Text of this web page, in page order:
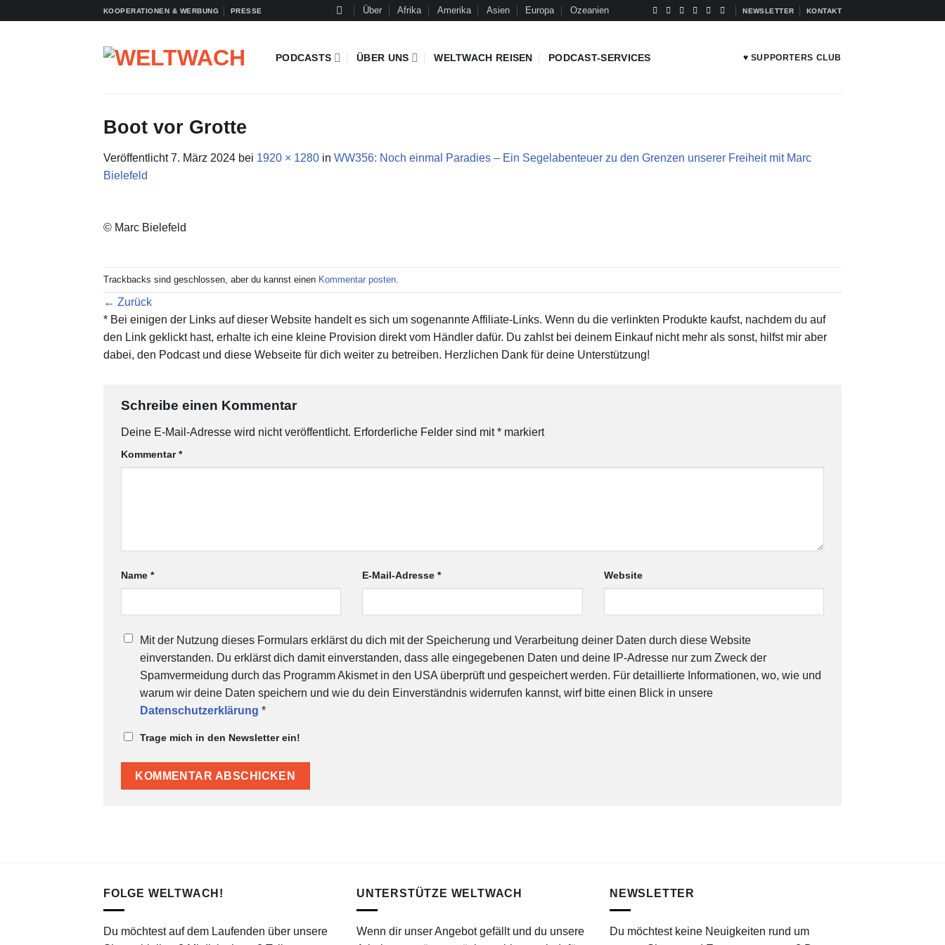
KOOPERATIONEN & WERBUNG PRESSE Über Afrika Amerika Asien Europa Ozeanien NEWSLETTER KONTAKT
PODCASTS ÜBER UNS WELTWACH REISEN PODCAST-SERVICES ♥ SUPPORTERS CLUB
Boot vor Grotte
Veröffentlicht7. März 2024 bei 1920 × 1280 in WW356: Noch einmal Paradies – Ein Segelabenteuer zu den Grenzen unserer Freiheit mit Marc
Bielefeld
© Marc Bielefeld
Trackbacks sind geschlossen, aber du kannst einen Kommentar posten
← Zurück
* Bei einigen der Links auf dieser Website handelt es sich um sogenannte Affiliate-Links. Wenn du die verlinkten Produkte kaufst, nachdem du auf
den Link geklickt hast, erhalte ich eine kleine Provision direkt vom Händler dafür. Du zahlst bei deinem Einkauf nicht mehr als sonst, hilfst mir aber
dabei, den Podcast und diese Webseite für dich weiter zu betreiben. Herzlichen Dank für deine Unterstützung!
Schreibe einen Kommentar
Deine E-Mail-Adresse wird nicht veröffentlicht. Erforderliche Felder sind mit* markiert
Kommentar*
Name * E-Mail-Adresse* Website
Mit der Nutzung dieses Formulars erklärst du dich mit der Speicherung und Verarbeitung deiner Daten durch diese Website
einverstanden. Du erklärst dich damit einverstanden, dass alle eingegebenen Daten und deine IP-Adresse nur zum Zweck der
Spamvermeidung durch das Programm Akismet in den USA überprüft und gespeichert werden. Für detaillierte Informationen, wo, wie und
warum wir deine Daten speichern und wie du dein Einverständnis widerrufen kannst, wirf bitte einen Blick in unsere
Datenschutzerklärung *
Trage mich in den Newsletter ein!
FOLGE WELTWACH!
Du möchtest auf dem Laufenden über unsere
UNTERSTÜTZE WELTWACH
Wenn dir unser Angebot gefällt und du unsere
NEWSLETTER
Du möchtest keine Neuigkeiten rund um